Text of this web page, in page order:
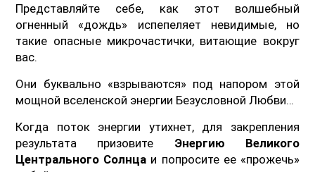
Представляйте себе, как этот волшебный
огненный «дождь» испепеляет невидимые, но
такие опасные микрочастички, витающие вокруг
вас.
Они буквально «взрываются» под напором этой
мощной вселенской энергии Безусловной Любви…
Когда поток энергии утихнет, для закрепления
результата призовите Энергию Великого
Центрального Солнца и попросите ее «прожечь»